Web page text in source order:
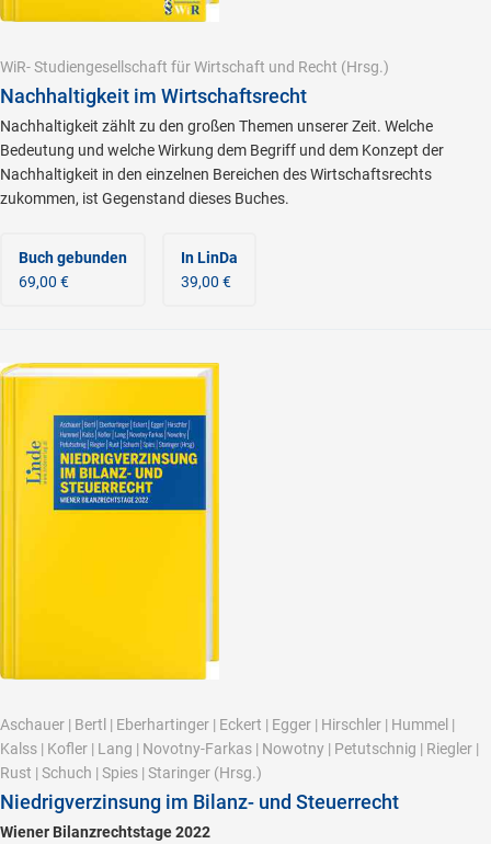
WiR- Studiengesellschaft für Wirtschaft und Recht (Hrsg.)
Nachhaltigkeit im Wirtschaftsrecht
Nachhaltigkeit zählt zu den großen Themen unserer Zeit. Welche
Bedeutung und welche Wirkung dem Begriff und dem Konzept der
Nachhaltigkeit in den einzelnen Bereichen des Wirtschaftsrechts
zukommen, ist Gegenstand dieses Buches.
Buch gebunden
69,00 €
In LinDa
39,00 €
Aschauer | Bertl | Eberhartinger | Eckert | Egger | Hirschler | Hummel |
Kalss | Kofler | Lang | Novotny-Farkas | Nowotny | Petutschnig | Riegler |
Rust | Schuch | Spies | Staringer (Hrsg.)
Niedrigverzinsung im Bilanz- und Steuerrecht
Wiener Bilanzrechtstage 2022